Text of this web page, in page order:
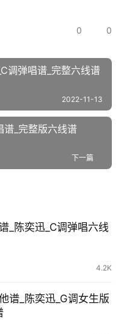
0 0
调弹唱谱_完整六线谱
2022-11-13
谱_完整版六线谱
下一篇
_陈奕迅_C调弹唱六线
4.2K
谱_陈奕迅_G调女生版